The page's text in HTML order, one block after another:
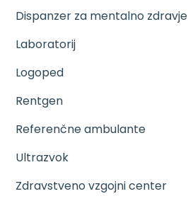
Dispanzer za mentalno zdravje
Laboratorij
Logoped
Rentgen
Referenčne ambulante
Ultrazvok
Zdravstveno vzgojni center